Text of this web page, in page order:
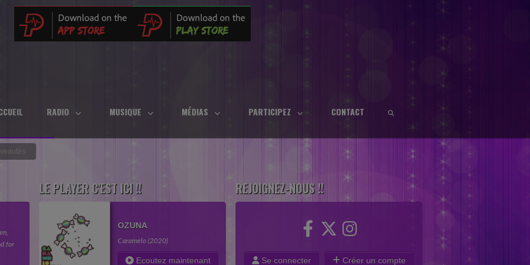
RADIO MUSIQUE MÉDIAS PARTICIPEZ CONTACT
for
your
LE PLAYER C'EST ICI !!
OZUNA
Caramelo (2020)
Ecoutez maintenant
REJOIGNEZ-NOUS !!
Se connecter Créer un compte